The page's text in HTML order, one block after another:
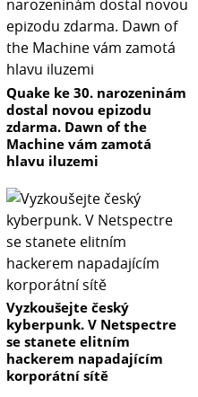
Quake ke 30. narozeninám
dostal novou epizodu
zdarma. Dawn of the
Machine vám zamotá
hlavu iluzemi
Vyzkoušejte český
kyberpunk. V Netspectre
se stanete elitním
hackerem napadajícím
korporátní sítě